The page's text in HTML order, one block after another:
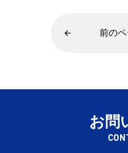
前の
お問